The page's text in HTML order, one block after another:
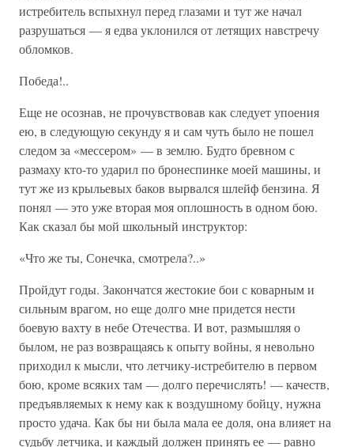
истребитель вспыхнул перед глазами и тут же начал
разрушаться — я едва уклонился от летящих навстречу
обломков.
Победа!..
Еще не осознав, не прочувствовав как следует упоения
ею, в следующую секунду я и сам чуть было не пошел
следом за «мессером» — в землю. Будто бревном с
размаху кто-то ударил по бронеспинке моей машины, и
тут же из крыльевых баков вырвался шлейф бензина. Я
понял — это уже вторая моя оплошность в одном бою.
Как сказал бы мой школьный инструктор:
«Что же ты, Сонечка, смотрела?..»
Пройдут годы. Закончатся жестокие бои с коварным и
сильным врагом, но еще долго мне придется нести
боевую вахту в небе Отечества. И вот, размышляя о
былом, не раз возвращаясь к опыту войны, я невольно
приходил к мысли, что летчику-истребителю в первом
бою, кроме всяких там — долго перечислять! — качеств,
предъявляемых к нему как к воздушному бойцу, нужна
просто удача. Как бы ни была мала ее доля, она влияет на
судьбу летчика, и каждый должен принять ее — равно